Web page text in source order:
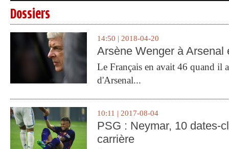
Dossiers
14:50 | 2018-04-20
Arsène Wenger à Arsenal
Le Français en avait 46 quand il
d'Arsenal...
10:11 | 2017-08-04
PSG : Neymar, 10 dates-
carrière